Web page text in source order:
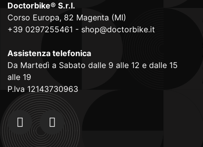
Doctorbike® S.r.l.
Corso Europa, 82 Magenta (MI)
+39 0297255461 - shop@doctorbike.it
Assistenza telefonica
Da Martedì a Sabato dalle 9 alle 12 e dalle 15
alle 19
P.Iva 12143730963